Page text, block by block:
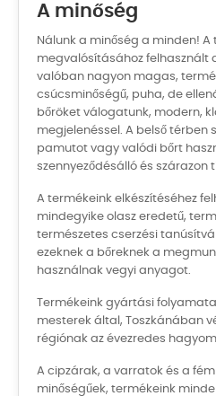
A minőség
Nálunk a minőség a minden! A
megvalósításához felhasznált
valóban nagyon magas,
csúcsminőségű, puha, de
bőröket válogatunk, modern,
megjelenéssel. A belső térben
pamutot vagy valódi bőrt
szennyeződésálló és szárazon
A termékeink elkészítéséhez
mindegyike olasz eredetű,
természetes cserzési
ezeknek a bőreknek a
használnak vegyi anyagot.
Termékeink gyártási
mesterek által, Toszkánában
régiónak az évezredes
A cipzárak, a varratok és a
minőségűek, termékeink